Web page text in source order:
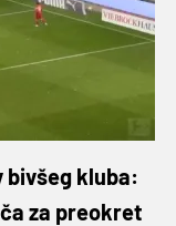
bivšeg kluba:
za preokret